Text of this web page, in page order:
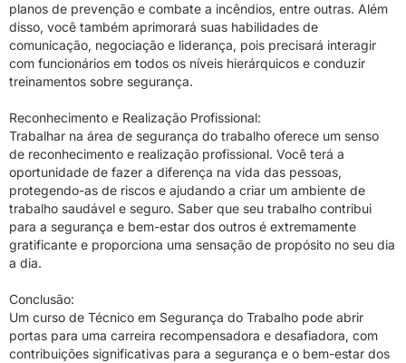
planos de prevenção e combate a incêndios, entre outras. Além
disso, você também aprimorará suas habilidades de
comunicação, negociação e liderança, pois precisará interagir
com funcionários em todos os níveis hierárquicos e conduzir
treinamentos sobre segurança.
Reconhecimento e Realização Profissional:
Trabalhar na área de segurança do trabalho oferece um senso
de reconhecimento e realização profissional. Você terá a
oportunidade de fazer a diferença na vida das pessoas,
protegendo-as de riscos e ajudando a criar um ambiente de
trabalho saudável e seguro. Saber que seu trabalho contribui
para a segurança e bem-estar dos outros é extremamente
gratificante e proporciona uma sensação de propósito no seu dia
a dia.
Conclusão:
Um curso de Técnico em Segurança do Trabalho pode abrir
portas para uma carreira recompensadora e desafiadora, com
contribuições significativas para a segurança e o bem-estar dos